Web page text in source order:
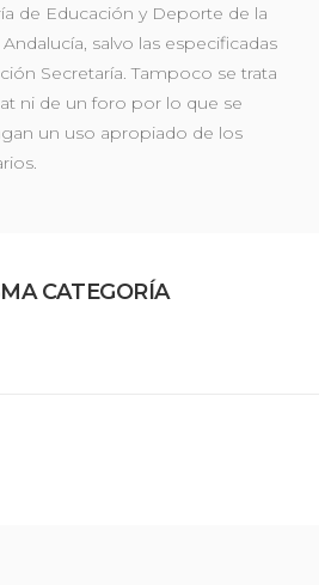
de Educación y Deporte de la
salvo las especificadas
Secretaría. Tampoco se trata
ni de un foro por lo que se
un uso apropiado de los
CATEGORÍA